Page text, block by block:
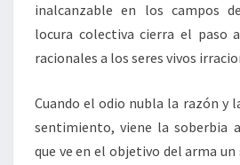
inalcanzable en los campos
locura colectiva cierra el paso
racionales a los seres vivos
Cuando el odio nubla la razón y
sentimiento, viene la soberbia
que ve en el objetivo del arma